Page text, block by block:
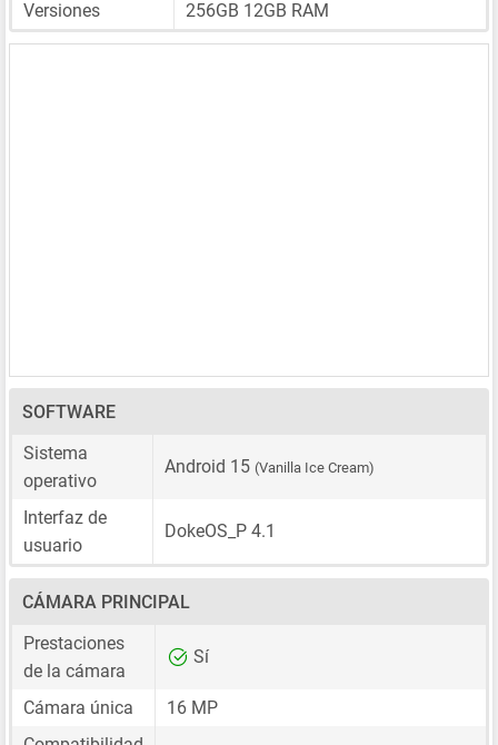
Versiones 256GB 12GB RAM
SOFTWARE
Sistema
operativo
Android 15 (Vanilla Ice Cream)
Interfaz de
usuario
DokeOS_P 4.1
CÁMARA PRINCIPAL
Prestaciones
de la cámara
Sí
Cámara única
16 MP